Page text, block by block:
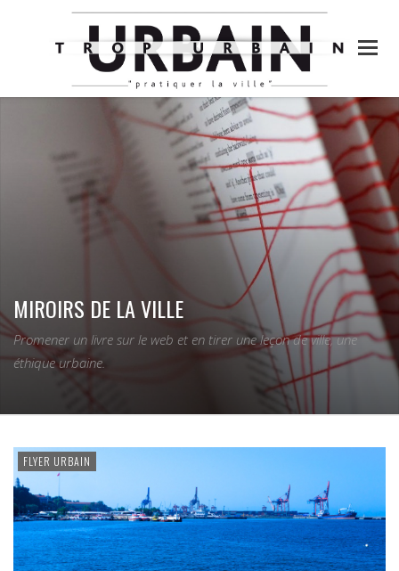
MIROIRS DE LA VILLE
Promener un livre sur le web et en tirer une leçon de ville, une
éthique urbaine.
FLYER URBAIN